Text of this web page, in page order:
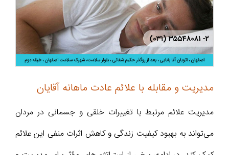
مدیریت و مقابله با علائم عادت ماهانه آقایان
مدیریت علائم مرتبط با تغییرات خلقی و جسمانی در مردان
می‌تواند به بهبود کیفیت زندگی و کاهش اثرات منفی این علائم